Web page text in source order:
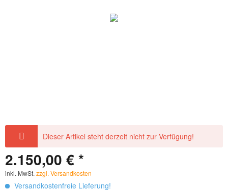
Dieser Artikel steht derzeit nicht zur Verfügung!
2.150,00 € *
inkl. MwSt. zzgl. Versandkosten
Versandkostenfreie Lieferung!